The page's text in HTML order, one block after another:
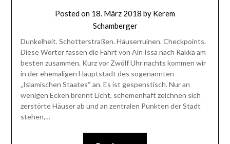
Posted on 18. März 2018 by Kerem
Schamberger
Dunkelheit. Schotterstraßen. Häuserruinen. Checkpoints.
Diese Wörter fassen die Fahrt von Ain Issa nach Rakka am
besten zusammen. Kurz vor Zwölf Uhr nachts kommen wir
in der ehemaligen Hauptstadt des sogenannten
„Islamischen Staates“ an. Es ist gespenstisch. Nur an
wenigen Ecken brennt Licht, schemenhaft zeichnen sich
zerstörte Häuser ab und an zentralen Punkten der Stadt
stehen,…